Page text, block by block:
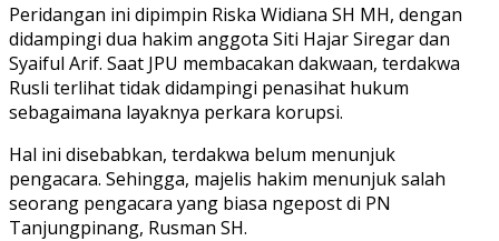
Peridangan ini dipimpin Riska Widiana SH MH, dengan
didampingi dua hakim anggota Siti Hajar Siregar dan
Syaiful Arif. Saat JPU membacakan dakwaan, terdakwa
Rusli terlihat tidak didampingi penasihat hukum
sebagaimana layaknya perkara korupsi.
Hal ini disebabkan, terdakwa belum menunjuk
pengacara. Sehingga, majelis hakim menunjuk salah
seorang pengacara yang biasa ngepost di PN
Tanjungpinang, Rusman SH.